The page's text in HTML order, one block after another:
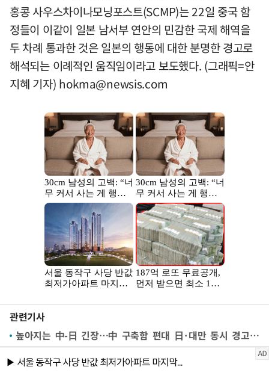
홍콩 사우스차이나모닝포스트(SCMP)는 22일 중국 함
정들이 이같이 일본 남서부 연안의 민감한 국제 해역을
두 차례 통과한 것은 일본의 행동에 대한 분명한 경고로
해석되는 이례적인 움직임이라고 보도했다. (그래픽=안
지혜 기자) hokma@newsis.com
관련기사
높아지는 中-日 긴장…中 구축함 편대 日·대만 동시 경고 항해